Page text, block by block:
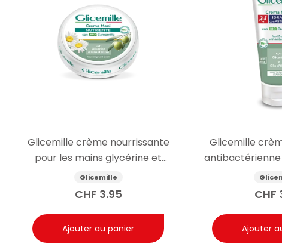
Glicemille crème nourrissante
pour les mains glycérine et
camomille 100ml
Glicemille
CHF 3.95
Ajouter au panier
Glicemille
antibactérienne
CHF
Ajouter